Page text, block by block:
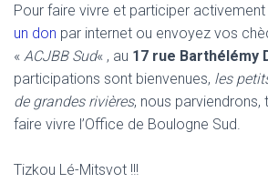
Pour faire vivre et participer
un don par internet ou envoyez vos
« ACJBB Sud« , au 17 rue Barthélémy
participations sont bienvenues, les
de grandes rivières, nous parviendrons,
faire vivre l’Office de Boulogne Sud.
Tizkou Lé-Mitsvot !!!